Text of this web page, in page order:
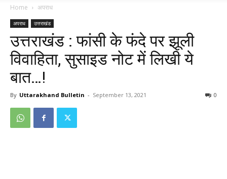
Home अपराध
अपराध उत्तराखंड
उत्तराखंड : फांसी के फंदे पर झूली
विवाहिता, सुसाइड नोट में लिखी ये
बात…!
By Uttarakhand Bulletin - September 13, 2021 0